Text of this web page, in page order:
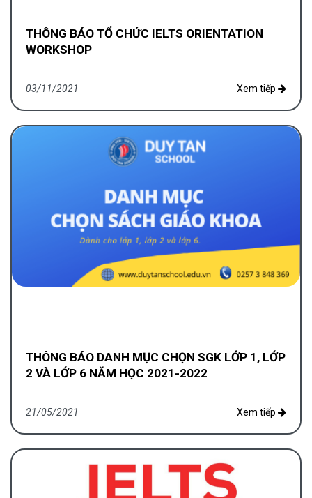
THÔNG BÁO TỔ CHỨC IELTS ORIENTATION
WORKSHOP
03/11/2021 Xem tiếp
THÔNG BÁO DANH MỤC CHỌN SGK LỚP 1, LỚP
2 VÀ LỚP 6 NĂM HỌC 2021-2022
21/05/2021 Xem tiếp